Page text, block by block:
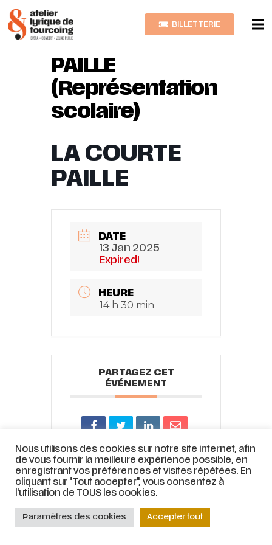
BILLETTERIE
LA COURTE
PAILLE
(Représentation
scolaire)
LA COURTE
PAILLE
DATE
13 Jan 2025
Expired!
HEURE
14 h 30 min
PARTAGEZ CET
ÉVÉNEMENT
© ATELIER LYRIQUE DE TOURCOING |Mentions légales
accompagnement parCOJT– Cabinet conseil web –
Bertrand,www.mbdesign.fr
Nous utilisons des cookies sur notre site internet, afin
de vous fournir la meilleure expérience possible, en
enregistrant vos préférences et visites répétées. En
cliquant sur "Tout accepter", vous consentez à
l'utilisation de TOUS les cookies.
Paramètres des cookies Accepter tout